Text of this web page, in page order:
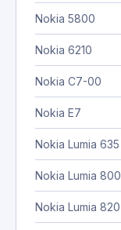
Nokia 5800
Nokia 6210
Nokia C7-00
Nokia E7
Nokia Lumia 635
Nokia Lumia 800
Nokia Lumia 820